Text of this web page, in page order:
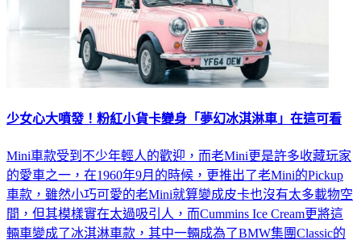
Mini車款受到不少年輕人的歡迎，而老Mini更是許多收藏玩家
的愛車之一，在1960年9月的時候，更推出了老Mini的Pickup
車款，雖然小巧可愛的老Mini就算變成皮卡也沒有太多載物空
間，但其模樣實在太過吸引人，而Cummins Ice Cream更將這